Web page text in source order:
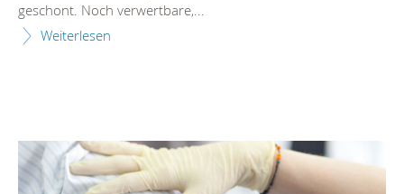
geschont. Noch verwertbare,...
Weiterlesen